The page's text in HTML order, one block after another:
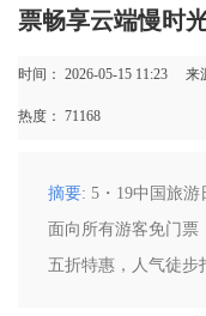
票畅享云端慢时
时间： 2026-05-15 11:23 来
热度： 71168
摘要: 5・19中国旅
面向所有游客免门票
五折特惠，人气徒步